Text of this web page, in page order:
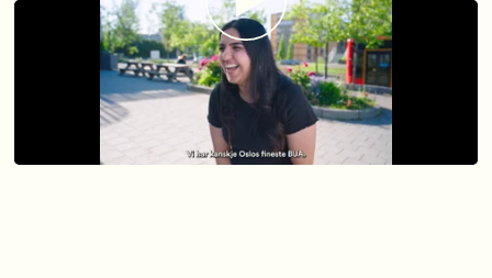
Gjennom BUA-avdelingen inne i Furuset
Forum låner de ut gratis utstyr til både
medlemmer, skoleklasser, barnehage og
øvrig befolkning i bydelen.